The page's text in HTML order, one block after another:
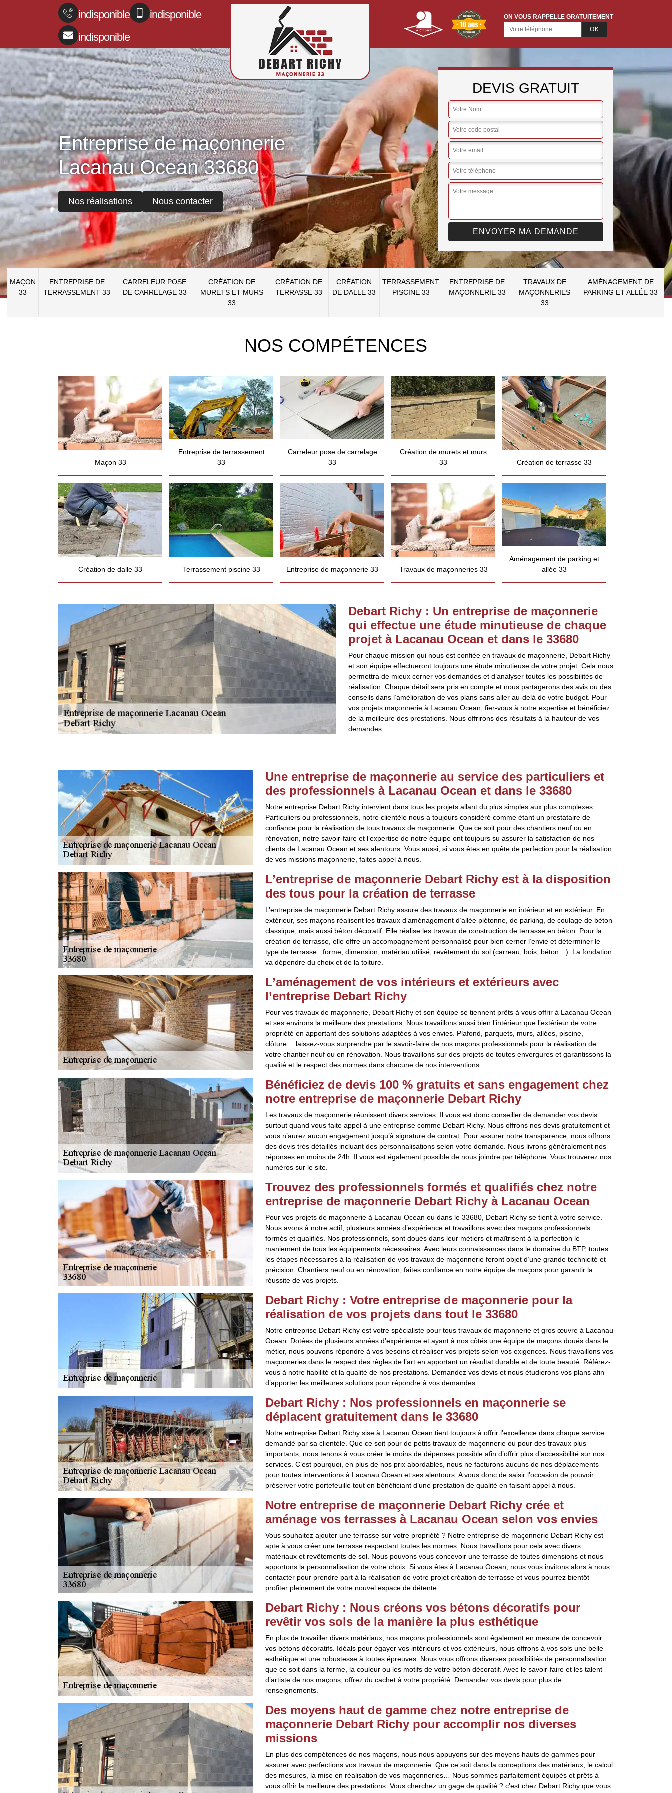
indisponible
indisponible
indisponible
ON VOUS RAPPELLE GRATUITEMENT
Entreprise de maçonnerie
Lacanau Ocean 33680
Nos réalisations Nous contacter
DEVIS GRATUIT
MAÇON
33
ENTREPRISE DE
TERRASSEMENT 33
CARRELEUR POSE
DE CARRELAGE 33
CRÉATION DE
MURETS ET MURS
33
CRÉATION DE
TERRASSE 33
CRÉATION
DE DALLE 33
TERRASSEMENT
PISCINE 33
ENTREPRISE DE
MAÇONNERIE 33
TRAVAUX DE
MAÇONNERIES
33
AMÉNAGEMENT DE
PARKING ET ALLÉE 33
NOS COMPÉTENCES
Maçon 33
Entreprise de terrassement
33
Carreleur pose de carrelage
33
Création de murets et murs
33
Création de terrasse 33
Création de dalle 33 Terrassement piscine 33 Entreprise de maçonnerie 33 Travaux de maçonneries 33
Aménagement de parking et
allée 33
Debart Richy : Un entreprise de maçonnerie
qui effectue une étude minutieuse de chaque
projet à Lacanau Ocean et dans le 33680
Pour chaque mission qui nous est confiée en travaux de maçonnerie, Debart Richy
et son équipe effectueront toujours une étude minutieuse de votre projet. Cela nous
permettra de mieux cerner vos demandes et d’analyser toutes les possibilités de
réalisation. Chaque détail sera pris en compte et nous partagerons des avis ou des
conseils dans l’amélioration de vos plans sans aller au-delà de votre budget. Pour
vos projets maçonnerie à Lacanau Ocean, fier-vous à notre expertise et bénéficiez
de la meilleure des prestations. Nous offrirons des résultats à la hauteur de vos
demandes.
Une entreprise de maçonnerie au service des particuliers et
des professionnels à Lacanau Ocean et dans le 33680
Notre entreprise Debart Richy intervient dans tous les projets allant du plus simples aux plus complexes.
Particuliers ou professionnels, notre clientèle nous a toujours considéré comme étant un prestataire de
confiance pour la réalisation de tous travaux de maçonnerie. Que ce soit pour des chantiers neuf ou en
rénovation, notre savoir-faire et l’expertise de notre équipe ont toujours su assurer la satisfaction de nos
clients de Lacanau Ocean et ses alentours. Vous aussi, si vous êtes en quête de perfection pour la réalisation
de vos missions maçonnerie, faites appel à nous.
L’entreprise de maçonnerie Debart Richy est à la disposition
des tous pour la création de terrasse
L’entreprise de maçonnerie Debart Richy assure des travaux de maçonnerie en intérieur et en extérieur. En
extérieur, ses maçons réalisent les travaux d’aménagement d’allée piétonne, de parking, de coulage de béton
classique, mais aussi béton décoratif. Elle réalise les travaux de construction de terrasse en béton. Pour la
création de terrasse, elle offre un accompagnement personnalisé pour bien cerner l’envie et déterminer le
type de terrasse : forme, dimension, matériau utilisé, revêtement du sol (carreau, bois, béton…). La fondation
va dépendre du choix et de la toiture.
L’aménagement de vos intérieurs et extérieurs avec
l’entreprise Debart Richy
Pour vos travaux de maçonnerie, Debart Richy et son équipe se tiennent prêts à vous offrir à Lacanau Ocean
et ses environs la meilleure des prestations. Nous travaillons aussi bien l’intérieur que l’extérieur de votre
propriété en apportant des solutions adaptées à vos envies. Plafond, parquets, murs, allées, piscine,
clôture… laissez-vous surprendre par le savoir-faire de nos maçons professionnels pour la réalisation de
votre chantier neuf ou en rénovation. Nous travaillons sur des projets de toutes envergures et garantissons la
qualité et le respect des normes dans chacune de nos interventions.
Bénéficiez de devis 100 % gratuits et sans engagement chez
notre entreprise de maçonnerie Debart Richy
Les travaux de maçonnerie réunissent divers services. Il vous est donc conseiller de demander vos devis
surtout quand vous faite appel à une entreprise comme Debart Richy. Nous offrons nos devis gratuitement et
vous n’aurez aucun engagement jusqu’à signature de contrat. Pour assurer notre transparence, nous offrons
des devis très détaillés incluant des personnalisations selon votre demande. Nous livrons généralement nos
réponses en moins de 24h. Il vous est également possible de nous joindre par téléphone. Vous trouverez nos
numéros sur le site.
Trouvez des professionnels formés et qualifiés chez notre
entreprise de maçonnerie Debart Richy à Lacanau Ocean
Pour vos projets de maçonnerie à Lacanau Ocean ou dans le 33680, Debart Richy se tient à votre service.
Nous avons à notre actif, plusieurs années d’expérience et travaillons avec des maçons professionnels
formés et qualifiés. Nos professionnels, sont doués dans leur métiers et maîtrisent à la perfection le
maniement de tous les équipements nécessaires. Avec leurs connaissances dans le domaine du BTP, toutes
les étapes nécessaires à la réalisation de vos travaux de maçonnerie feront objet d’une grande technicité et
précision. Chantiers neuf ou en rénovation, faites confiance en notre équipe de maçons pour garantir la
réussite de vos projets.
Debart Richy : Votre entreprise de maçonnerie pour la
réalisation de vos projets dans tout le 33680
Notre entreprise Debart Richy est votre spécialiste pour tous travaux de maçonnerie et gros œuvre à Lacanau
Ocean. Dotées de plusieurs années d’expérience et ayant à nos côtés une équipe de maçons doués dans le
métier, nous pouvons répondre à vos besoins et réaliser vos projets selon vos exigences. Nous travaillons vos
maçonneries dans le respect des règles de l’art en apportant un résultat durable et de toute beauté. Référez-
vous à notre fiabilité et la qualité de nos prestations. Demandez vos devis et nous étudierons vos plans afin
d’apporter les meilleures solutions pour répondre à vos demandes.
Debart Richy : Nos professionnels en maçonnerie se
déplacent gratuitement dans le 33680
Notre entreprise Debart Richy sise à Lacanau Ocean tient toujours à offrir l’excellence dans chaque service
demandé par sa clientèle. Que ce soit pour de petits travaux de maçonnerie ou pour des travaux plus
importants, nous tenons à vous créer le moins de dépenses possible afin d’offrir plus d’accessibilité sur nos
services. C’est pourquoi, en plus de nos prix abordables, nous ne facturons aucuns de nos déplacements
pour toutes interventions à Lacanau Ocean et ses alentours. A vous donc de saisir l’occasion de pouvoir
préserver votre portefeuille tout en bénéficiant d’une prestation de qualité en faisant appel à nous.
Notre entreprise de maçonnerie Debart Richy crée et
aménage vos terrasses à Lacanau Ocean selon vos envies
Vous souhaitez ajouter une terrasse sur votre propriété ? Notre entreprise de maçonnerie Debart Richy est
apte à vous créer une terrasse respectant toutes les normes. Nous travaillons pour cela avec divers
matériaux et revêtements de sol. Nous pouvons vous concevoir une terrasse de toutes dimensions et nous
apportons la personnalisation de votre choix. Si vous êtes à Lacanau Ocean, nous vous invitons alors à nous
contacter pour prendre part à la réalisation de votre projet création de terrasse et vous pourrez bientôt
profiter pleinement de votre nouvel espace de détente.
Debart Richy : Nous créons vos bétons décoratifs pour
revêtir vos sols de la manière la plus esthétique
En plus de travailler divers matériaux, nos maçons professionnels sont également en mesure de concevoir
vos bétons décoratifs. Idéals pour égayer vos intérieurs et vos extérieurs, nous offrons à vos sols une belle
esthétique et une robustesse à toutes épreuves. Nous vous offrons diverses possibilités de personnalisation
que ce soit dans la forme, la couleur ou les motifs de votre béton décoratif. Avec le savoir-faire et les talent
d’artiste de nos maçons, offrez du cachet à votre propriété. Demandez vos devis pour plus de
renseignements.
Des moyens haut de gamme chez notre entreprise de
maçonnerie Debart Richy pour accomplir nos diverses
missions
En plus des compétences de nos maçons, nous nous appuyons sur des moyens hauts de gammes pour
assurer avec perfections vos travaux de maçonnerie. Que ce soit dans la conceptions des matériaux, le calcul
des mesures, la mise en réalisation de vos maçonneries… Nous sommes parfaitement équipés et prêts à
vous offrir la meilleure des prestations. Vous cherchez un gage de qualité ? c’est chez Debart Richy que vous